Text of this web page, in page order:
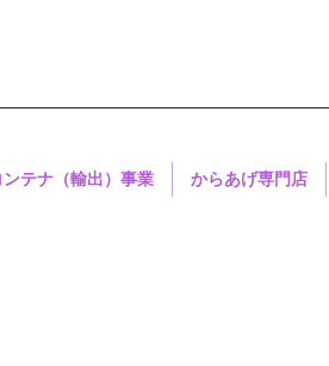
ンテナ（輸出）事業 からあげ専門店